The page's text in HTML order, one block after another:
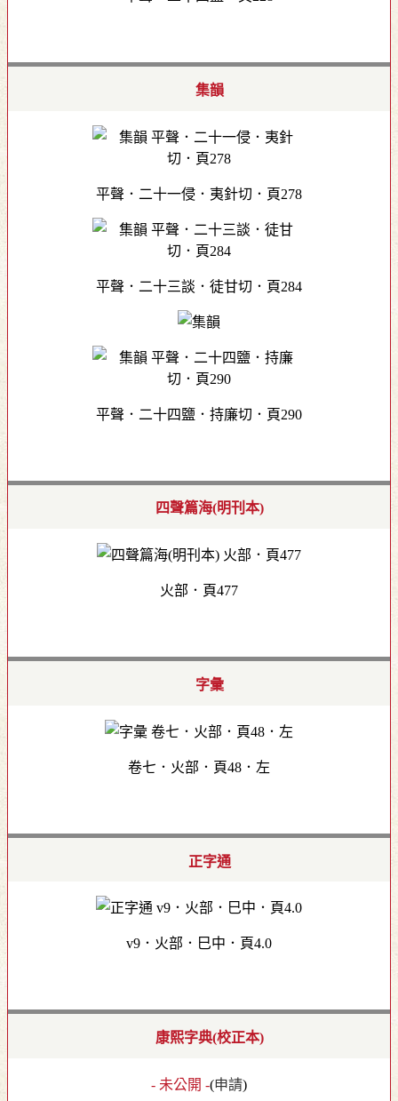
集韻
平聲．二十一侵．夷針切．頁278
平聲．二十三談．徒甘切．頁284
平聲．二十四鹽．持廉切．頁290
四聲篇海(明刊本)
火部．頁477
字彙
卷七．火部．頁48．左
正字通
v9．火部．巳中．頁4.0
康熙字典(校正本)
- 未公開 -(申請)